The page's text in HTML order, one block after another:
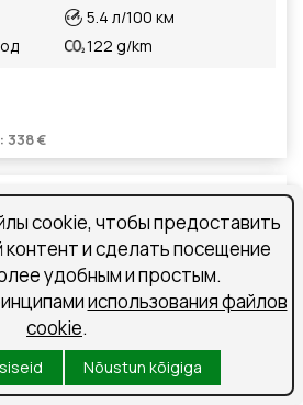
5.4 л/100 км
122 g/km
338 €
cookie, чтобы предоставить
и сделать посещение
удобным и простым.
использования файлов
cookie.
Nõustun kõigiga